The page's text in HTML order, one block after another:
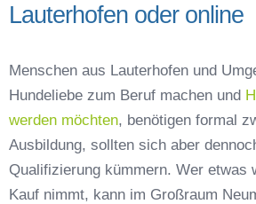
Lauterhofen oder online
Menschen aus Lauterhofen und
Hundeliebe zum Beruf machen und
werden möchten, benötigen formal
Ausbildung, sollten sich aber
Qualifizierung kümmern. Wer etwas
Kauf nimmt, kann im Großraum